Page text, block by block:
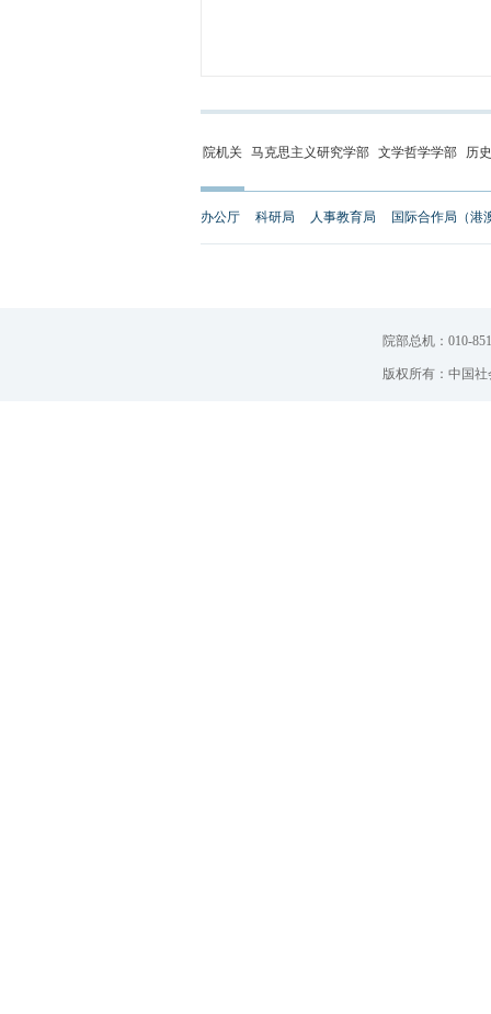
院机关 马克思主义研究学部 文学哲学学部 历
办公厅 科研局 人事教育局 国际合作局（港
院部总机：010-
版权所有：中国